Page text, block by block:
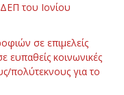
του Ιονίου
σε επιμελείς
ευπαθείς κοινωνικές
πολύτεκνους για το